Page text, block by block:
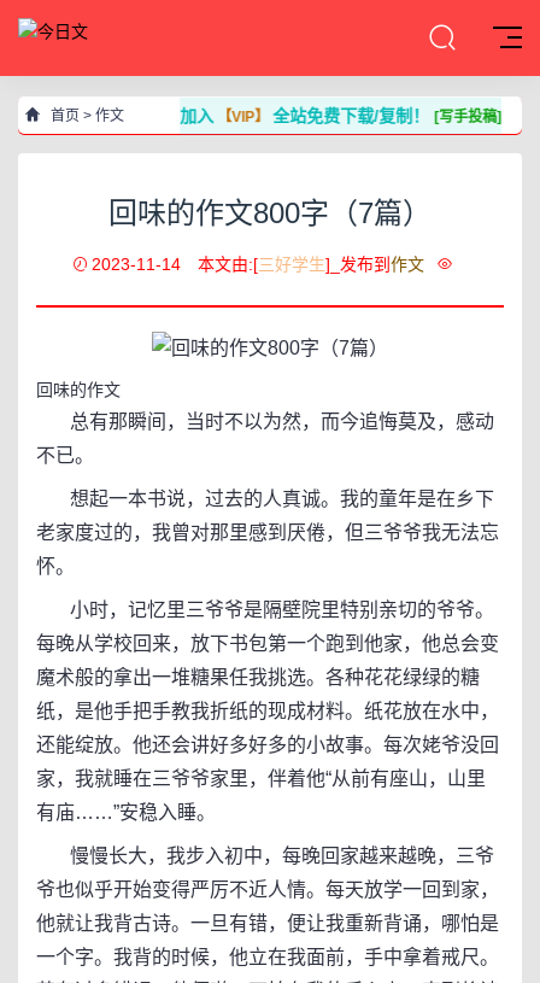
首页 > 作文 加入【VIP】全站免费下载/复制！[写手投稿]
回味的作文800字（7篇）
2023-11-14 本文由:[三好学生]_发布到 作文
回味的作文
总有那瞬间，当时不以为然，而今追悔莫及，感动
不已。
想起一本书说，过去的人真诚。我的童年是在乡下
老家度过的，我曾对那里感到厌倦，但三爷爷我无法忘
怀。
小时，记忆里三爷爷是隔壁院里特别亲切的爷爷。
每晚从学校回来，放下书包第一个跑到他家，他总会变
魔术般的拿出一堆糖果任我挑选。各种花花绿绿的糖
纸，是他手把手教我折纸的现成材料。纸花放在水中，
还能绽放。他还会讲好多好多的小故事。每次姥爷没回
家，我就睡在三爷爷家里，伴着他“从前有座山，山里
有庙……”安稳入睡。
慢慢长大，我步入初中，每晚回家越来越晚，三爷
爷也似乎开始变得严厉不近人情。每天放学一回到家，
他就让我背古诗。一旦有错，便让我重新背诵，哪怕是
一个字。我背的时候，他立在我面前，手中拿着戒尺。